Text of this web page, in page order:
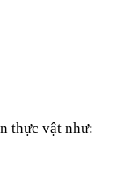
thực vật như: